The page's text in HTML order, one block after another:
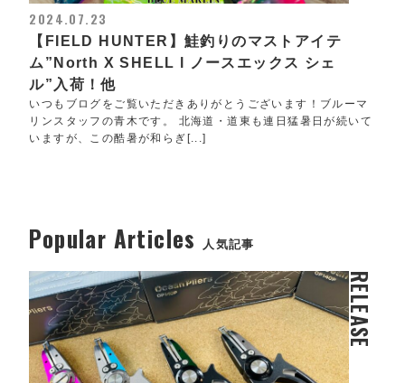
2024.07.23
【FIELD HUNTER】鮭釣りのマストアイテ
ム”North X SHELL l ノースエックス シェ
ル”入荷！他
いつもブログをご覧いただきありがとうございます！ブルーマ
リンスタッフの青木です。 北海道・道東も連日猛暑日が続いて
いますが、この酷暑が和らぎ[...]
Popular Articles 人気記事
RELEASE